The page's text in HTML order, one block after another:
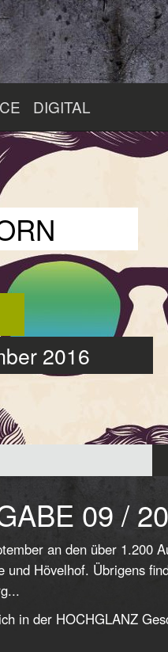
DIGITAL
2016
09 /
an den über 1.200
und Hövelhof. Übrigens
in der HOCHGLANZ